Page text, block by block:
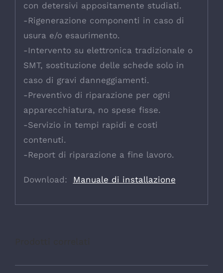
con detersivi appositamente studiati.
-Rigenerazione componenti in caso di
usura e/o esaurimento.
-Intervento su elettronica tradizionale o
SMT, sostituzione delle schede solo in
caso di gravi danneggiamenti.
-Preventivo di riparazione per ogni
apparecchiatura, no spese fisse.
-Servizio in tempi rapidi e costi
contenuti.
-Report di riparazione a fine lavoro.
Download: Manuale di installazione